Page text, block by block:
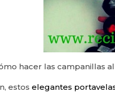
hacer las campanillas
estos elegantes